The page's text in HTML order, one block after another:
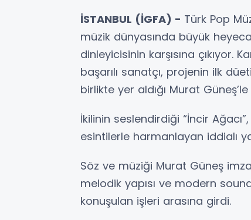
İSTANBUL (İGFA) - Türk Pop
müzik dünyasında büyük
dinleyicisinin karşısına çıkıyor.
başarılı sanatçı, projenin ilk
birlikte yer aldığı Murat
İkilinin seslendirdiği “İncir
esintilerle harmanlayan iddialı
Söz ve müziği Murat Güneş
melodik yapısı ve modern
konuşulan işleri arasına girdi.